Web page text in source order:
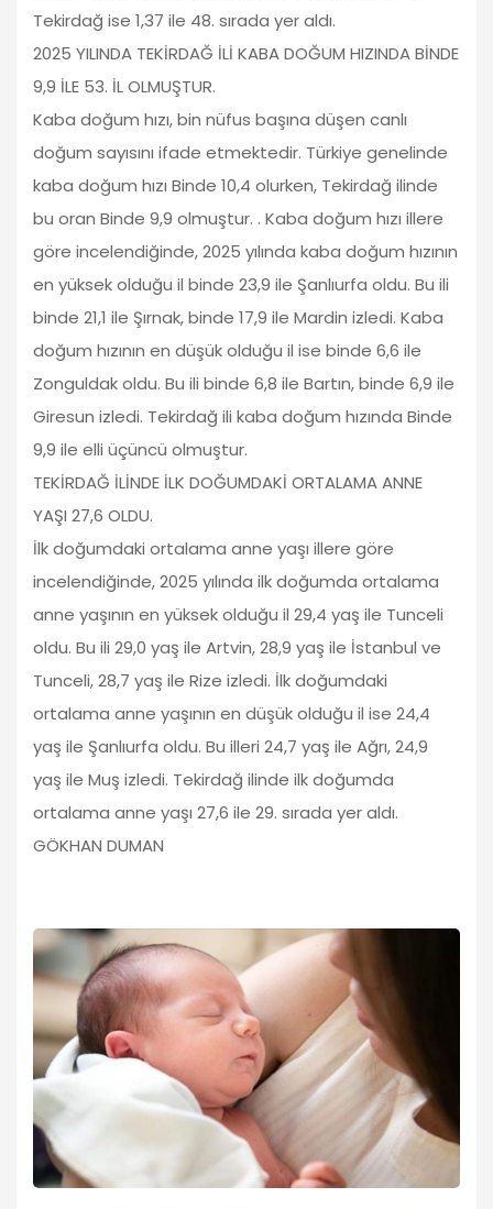
Tekirdağ ise 1,37 ile 48. sırada yer aldı.
2025 YILINDA TEKİRDAĞ İLİ KABA DOĞUM HIZINDA BİNDE
9,9 İLE 53. İL OLMUŞTUR.
Kaba doğum hızı, bin nüfus başına düşen canlı
doğum sayısını ifade etmektedir. Türkiye genelinde
kaba doğum hızı Binde 10,4 olurken, Tekirdağ ilinde
bu oran Binde 9,9 olmuştur. . Kaba doğum hızı illere
göre incelendiğinde, 2025 yılında kaba doğum hızının
en yüksek olduğu il binde 23,9 ile Şanlıurfa oldu. Bu ili
binde 21,1 ile Şırnak, binde 17,9 ile Mardin izledi. Kaba
doğum hızının en düşük olduğu il ise binde 6,6 ile
Zonguldak oldu. Bu ili binde 6,8 ile Bartın, binde 6,9 ile
Giresun izledi. Tekirdağ ili kaba doğum hızında Binde
9,9 ile elli üçüncü olmuştur.
TEKİRDAĞ İLİNDE İLK DOĞUMDAKİ ORTALAMA ANNE
YAŞI 27,6 OLDU.
İlk doğumdaki ortalama anne yaşı illere göre
incelendiğinde, 2025 yılında ilk doğumda ortalama
anne yaşının en yüksek olduğu il 29,4 yaş ile Tunceli
oldu. Bu ili 29,0 yaş ile Artvin, 28,9 yaş ile İstanbul ve
Tunceli, 28,7 yaş ile Rize izledi. İlk doğumdaki
ortalama anne yaşının en düşük olduğu il ise 24,4
yaş ile Şanlıurfa oldu. Bu illeri 24,7 yaş ile Ağrı, 24,9
yaş ile Muş izledi. Tekirdağ ilinde ilk doğumda
ortalama anne yaşı 27,6 ile 29. sırada yer aldı.
GÖKHAN DUMAN